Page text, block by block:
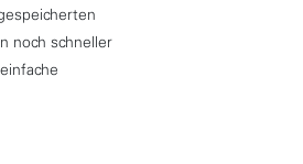
noch schneller